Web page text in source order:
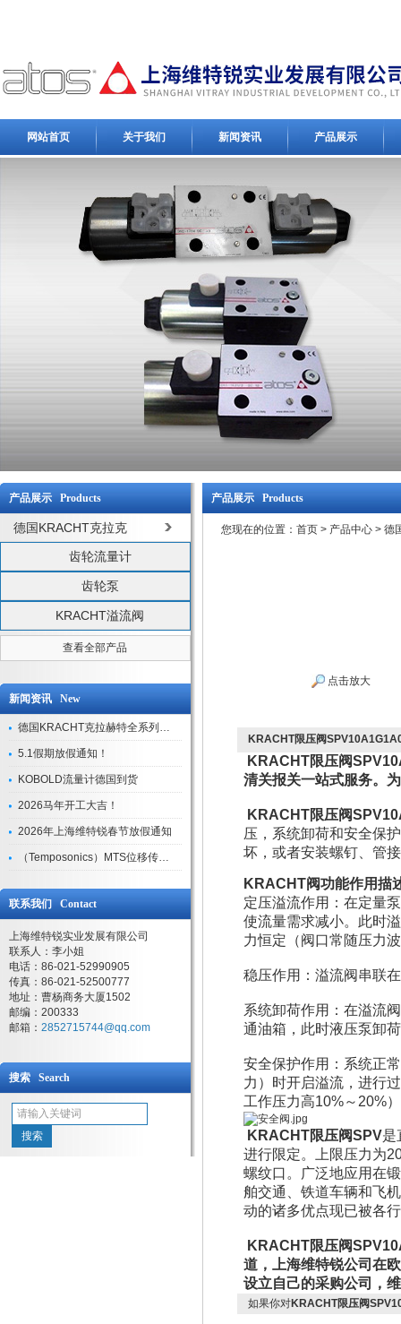
网站首页 关于我们 新闻资讯 产品展示
产品展示 Products
德国KRACHT克拉克
齿轮流量计
齿轮泵
KRACHT溢流阀
查看全部产品
新闻资讯 New
德国KRACHT克拉赫特全系列现货库存
5.1假期放假通知！
KOBOLD流量计德国到货
2026马年开工大吉！
2026年上海维特锐春节放假通知
（Temposonics）MTS位移传感器现货库存型号
联系我们 Contact
上海维特锐实业发展有限公司
联系人：李小姐
电话：86-021-52990905
传真：86-021-52500777
地址：曹杨商务大厦1502
邮编：200333
邮箱： 2852715744@qq.com
搜索 Search
产品展示 Products
您现在的位置： 首页 > 产品中心 > 德
点击放大
KRACHT限压阀
KRACHT限压阀
清关报关一站式服务。
KRACHT限压阀
压，系统卸荷和安全保
坏，或者安装螺钉、管
KRACHT阀功能作用描
定压溢流作用：在定量
使流量需求减小。此时
力恒定（阀口常随压力
稳压作用：溢流阀串联
系统卸荷作用：在溢流
通油箱，此时液压泵卸
安全保护作用：系统正
力）时开启溢流，进行
工作压力高10%～20%
KRACHT限压阀SPV是
进行限定。上限压力为
螺纹口。广泛地应用在
舶交通、铁道车辆和飞
动的诸多优点现已被各
KRACHT限压阀
道，上海维特锐公司在
设立自己的采购公司，
如果你对KRACHT限压阀